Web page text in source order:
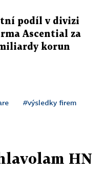
podíl v divizi
Ascential za
korun
#výsledky firem
HN